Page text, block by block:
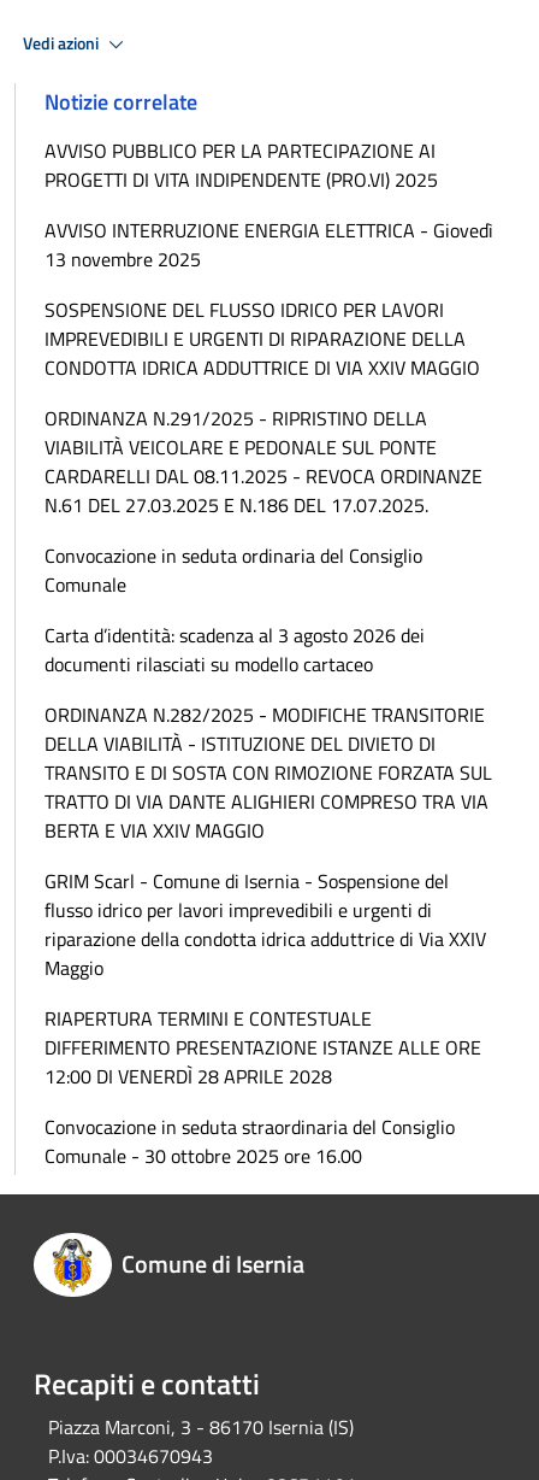
Vedi azioni
Notizie correlate
AVVISO PUBBLICO PER LA PARTECIPAZIONE AI
PROGETTI DI VITA INDIPENDENTE (PRO.VI) 2025
AVVISO INTERRUZIONE ENERGIA ELETTRICA - Giovedì
13 novembre 2025
SOSPENSIONE DEL FLUSSO IDRICO PER LAVORI
IMPREVEDIBILI E URGENTI DI RIPARAZIONE DELLA
CONDOTTA IDRICA ADDUTTRICE DI VIA XXIV MAGGIO
ORDINANZA N.291/2025 - RIPRISTINO DELLA
VIABILITÀ VEICOLARE E PEDONALE SUL PONTE
CARDARELLI DAL 08.11.2025 - REVOCA ORDINANZE
N.61 DEL 27.03.2025 E N.186 DEL 17.07.2025.
Convocazione in seduta ordinaria del Consiglio
Comunale
Carta d’identità: scadenza al 3 agosto 2026 dei
documenti rilasciati su modello cartaceo
ORDINANZA N.282/2025 - MODIFICHE TRANSITORIE
DELLA VIABILITÀ - ISTITUZIONE DEL DIVIETO DI
TRANSITO E DI SOSTA CON RIMOZIONE FORZATA SUL
TRATTO DI VIA DANTE ALIGHIERI COMPRESO TRA VIA
BERTA E VIA XXIV MAGGIO
GRIM Scarl - Comune di Isernia - Sospensione del
flusso idrico per lavori imprevedibili e urgenti di
riparazione della condotta idrica adduttrice di Via XXIV
Maggio
RIAPERTURA TERMINI E CONTESTUALE
DIFFERIMENTO PRESENTAZIONE ISTANZE ALLE ORE
12:00 DI VENERDÌ 28 APRILE 2028
Convocazione in seduta straordinaria del Consiglio
Comunale - 30 ottobre 2025 ore 16.00
Comune di Isernia
Recapiti e contatti
Piazza Marconi, 3 - 86170 Isernia (IS)
P.Iva:00034670943